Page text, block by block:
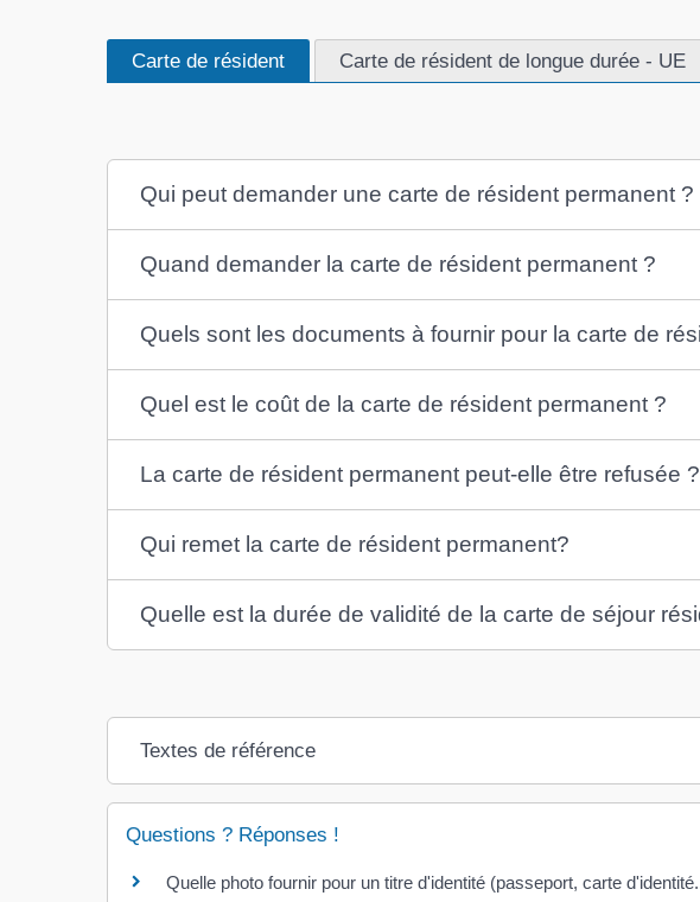
Carte de résident Carte de résident de longue durée - UE
Qui peut demander une carte de résident permanent ?
Quand demander la carte de résident permanent ?
Quels sont les documents à fournir pour la carte de
Quel est le coût de la carte de résident permanent ?
La carte de résident permanent peut-elle être refusée ?
Qui remet la carte de résident permanent?
Quelle est la durée de validité de la carte de séjour
Textes de référence
Questions ? Réponses !
Quelle photo fournir pour un titre d'identité (passeport, carte